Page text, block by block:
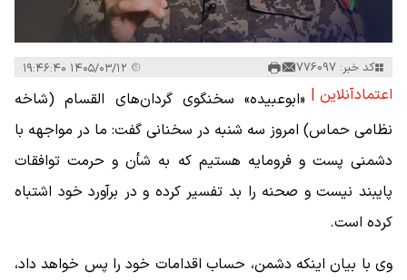
کد خبر: 776097
اعتمادآنلاین | «ابوعبیده» سخنگوی گردان‌های القسام (شاخه
نظامی حماس) امروز سه شنبه در سخنانی گفت: ما در مواجهه با
دشمنی پست و فرومایه هستیم که به شأن و حرمت توافقات
پایبند نیست و صحنه را بد تفسیر کرده و در برآورد خود اشتباه
کرده است.
وی با بیان اینکه دشمن، حساب اقدامات خود را پس خواهد داد،